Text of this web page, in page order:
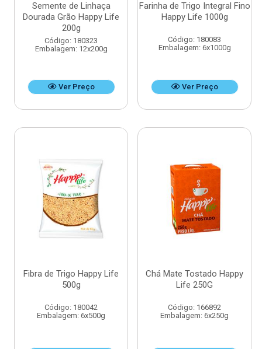
Semente de Linhaça
Dourada Grão Happy Life
200g
Código: 180323
Embalagem: 12x200g
Ver Preço
Farinha de Trigo Integral Fino
Happy Life 1000g
Código: 180083
Embalagem: 6x1000g
Ver Preço
Fibra de Trigo Happy Life
500g
Código: 180042
Embalagem: 6x500g
Chá Mate Tostado Happy
Life 250G
Código: 166892
Embalagem: 6x250g